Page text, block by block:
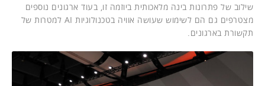
שילוב של פתרונות בינה מלאכותית ביוזמה זו, בעוד ארגונים נוספים
מצטרפים גם הם לשימוש שעושה אוויה בטכנולוגיות AI למטרות של
תקשורת בארגונים.